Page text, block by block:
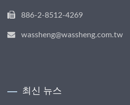
886-2-8512-4269
wassheng@wassheng.com.tw
최신 뉴스